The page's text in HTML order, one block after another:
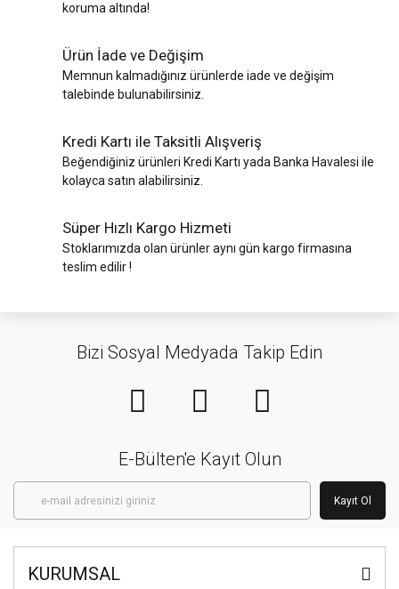
koruma altında!
Ürün İade ve Değişim
Memnun kalmadığınız ürünlerde iade ve değişim
talebinde bulunabilirsiniz.
Kredi Kartı ile Taksitli Alışveriş
Beğendiğiniz ürünleri Kredi Kartı yada Banka Havalesi ile
kolayca satın alabilirsiniz.
Süper Hızlı Kargo Hizmeti
Stoklarımızda olan ürünler aynı gün kargo firmasına
teslim edilir !
Bizi Sosyal Medyada Takip Edin
E-Bülten'e Kayıt Olun
Kayıt Ol
KURUMSAL